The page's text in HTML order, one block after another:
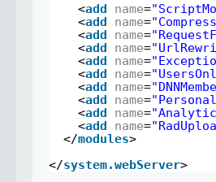
<add name=
<add name=
<add name=
<add name=
<add name=
<add name=
<add name=
<add name=
<add name=
<add name=
</modules>
</system.webServer>